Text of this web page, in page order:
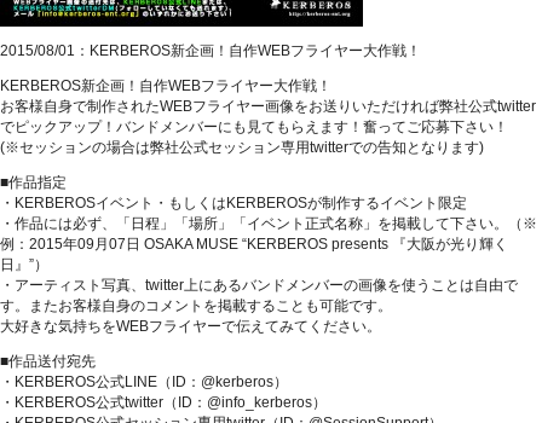
2015/08/01：KERBEROS新企画！自作WEBフライヤー大作戦！
KERBEROS新企画！自作WEBフライヤー大作戦！
お客様自身で制作されたWEBフライヤー画像をお送りいただければ弊社公式twitter
でピックアップ！バンドメンバーにも見てもらえます！奮ってご応募下さい！
(※セッションの場合は弊社公式セッション専用twitterでの告知となります)
■作品指定
・KERBEROSイベント・もしくはKERBEROSが制作するイベント限定
・作品には必ず、「日程」「場所」「イベント正式名称」を掲載して下さい。（※
例：2015年09月07日 OSAKA MUSE “KERBEROS presents 『大阪が光り輝く
日』”）
・アーティスト写真、twitter上にあるバンドメンバーの画像を使うことは自由で
す。またお客様自身のコメントを掲載することも可能です。
大好きな気持ちをWEBフライヤーで伝えてみてください。
■作品送付宛先
・KERBEROS公式LINE（ID：@kerberos）
・KERBEROS公式twitter（ID：@info_kerberos）